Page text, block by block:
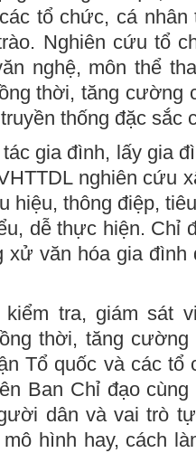
tổ chức, cá
Nghiên cứu tổ
nghệ, môn thể
thời, tăng cường
thống đặc sắc
gia đình, lấy gia
nghiên cứu
hiệu, thông điệp,
dễ thực hiện. Chỉ
xử văn hóa gia đình
tra, giám sát
thời, tăng
Tổ quốc và các tổ
Ban Chỉ đạo
dân và vai trò
hình hay, cách